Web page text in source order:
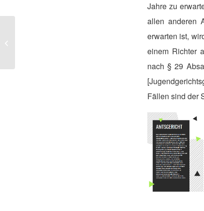
Jahre zu
allen anderen
erwarten ist,
einem Richter
nach § 29
Fällen sind der